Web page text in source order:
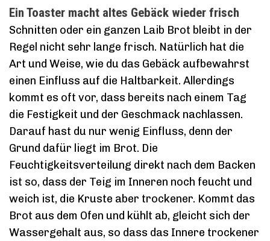
Ein Toaster macht altes Gebäck wieder frisch
Schnitten oder ein ganzen Laib Brot bleibt in der
Regel nicht sehr lange frisch. Natürlich hat die
Art und Weise, wie du das Gebäck aufbewahrst
einen Einfluss auf die Haltbarkeit. Allerdings
kommt es oft vor, dass bereits nach einem Tag
die Festigkeit und der Geschmack nachlassen.
Darauf hast du nur wenig Einfluss, denn der
Grund dafür liegt im Brot. Die
Feuchtigkeitsverteilung direkt nach dem Backen
ist so, dass der Teig im Inneren noch feucht und
weich ist, die Kruste aber trockener. Kommt das
Brot aus dem Ofen und kühlt ab, gleicht sich der
Wassergehalt aus, so dass das Innere trockener